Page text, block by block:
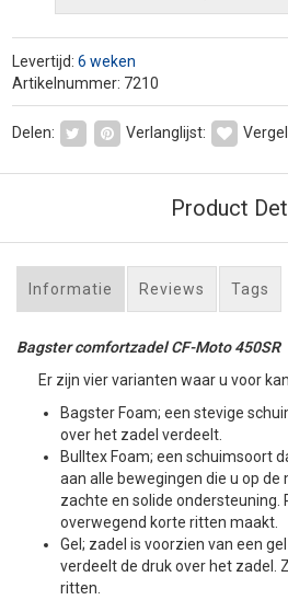
Levertijd: 6 weken
Artikelnummer: 7210
Delen: Verlanglijst:
Product
Informatie Reviews Tags
Bagster comfortzadel CF-Moto 450SR
Er zijn vier varianten waar u voor
Bagster Foam; een stevige
over het zadel verdeelt.
Bulltex Foam; een schuimsoort
aan alle bewegingen die u op
zachte en solide ondersteuning.
overwegend korte ritten maakt.
Gel; zadel is voorzien van een
verdeelt de druk over het zadel.
ritten.